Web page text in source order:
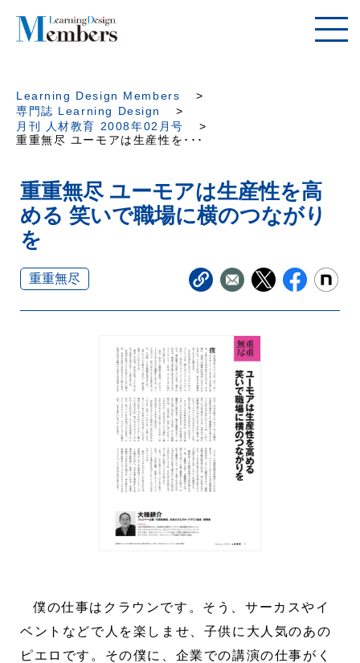
Learning Design Members
専門誌 Learning Design
月刊 人材教育 2008年02月号
重重無尽 ユーモアは生産性を･･･
重重無尽 ユーモアは生産性を高
める 笑いで職場に横のつながり
を
重重無尽
僕の仕事はクラウンです。そう、サーカスやイ
ベントなどで人を楽しませ、子供に大人気のあの
ピエロです。その僕に、企業での講演の仕事がく